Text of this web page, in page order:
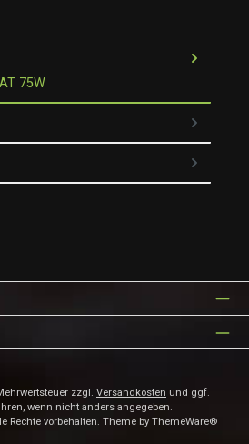
75W
zzgl. Versandkosten und ggf.
wenn nicht anders angegeben.
Rechte vorbehalten. Theme by ThemeWare®